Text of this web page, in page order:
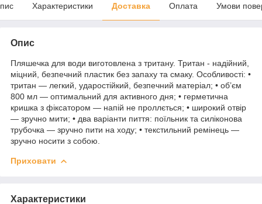
Характеристики Доставка Оплата Умови
Опис
Пляшечка для води виготовлена з тритану. Тритан - надійний,
міцний, безпечний пластик без запаху та смаку. Особливості: •
тритан — легкий, ударостійкий, безпечний матеріал; • об’єм
800 мл — оптимальний для активного дня; • герметична
кришка з фіксатором — напій не проллється; • широкий отвір
— зручно мити; • два варіанти пиття: поїльник та силіконова
трубочка — зручно пити на ходу; • текстильний ремінець —
зручно носити з собою.
Приховати
Характеристики